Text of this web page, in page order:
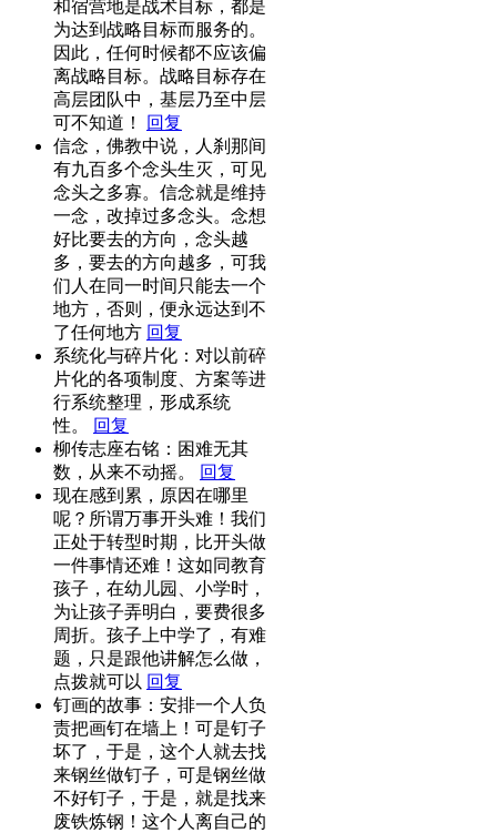
和宿营地是战术目标，都是
为达到战略目标而服务的。
因此，任何时候都不应该偏
离战略目标。战略目标存在
高层团队中，基层乃至中层
可不知道！
回复
信念，佛教中说，人刹那间
有九百多个念头生灭，可见
念头之多寡。信念就是维持
一念，改掉过多念头。念想
好比要去的方向，念头越
多，要去的方向越多，可我
们人在同一时间只能去一个
地方，否则，便永远达到不
了任何地方 回复
系统化与碎片化：对以前碎
片化的各项制度、方案等进
行系统整理，形成系统
性。
回复
柳传志座右铭：困难无其
数，从来不动摇。
回复
现在感到累，原因在哪里
呢？所谓万事开头难！我们
正处于转型时期，比开头做
一件事情还难！这如同教育
孩子，在幼儿园、小学时，
为让孩子弄明白，要费很多
周折。孩子上中学了，有难
题，只是跟他讲解怎么做，
点拨就可以 回复
钉画的故事：安排一个人负
责把画钉在墙上！可是钉子
坏了，于是，这个人就去找
来钢丝做钉子，可是钢丝做
不好钉子，于是，就是找来
废铁炼钢！这个人离自己的